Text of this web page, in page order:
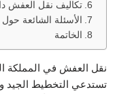
تكاليف نقل العفش
الأسئلة الشائعة
الخاتمة
نقل العفش في المملكة
تستدعي التخطيط الجيد